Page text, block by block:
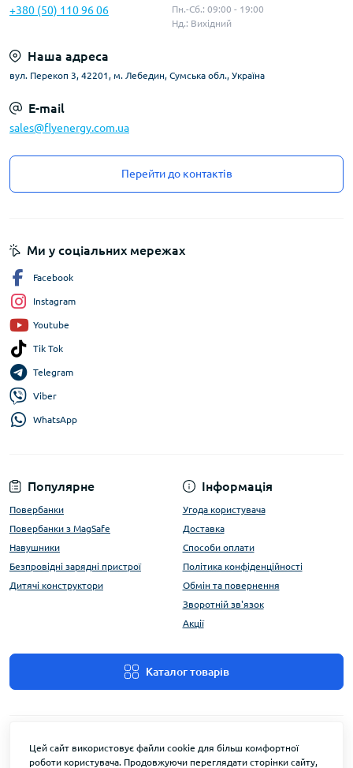
+380 (50) 110 96 06
Пн.-Сб.: 09:00 - 19:00
Нд.: Вихідний
Наша адреса
вул. Перекоп 3, 42201, м. Лебедин, Сумська обл., Україна
E-mail
sales@flyenergy.com.ua
Перейти до контактів
Популярне
Повербанки
Повербанки з MagSafe
Навушники
Безпровідні зарядні пристрої
Дитячі конструктори
Інформація
Угода користувача
Доставка
Способи оплати
Політика конфіденційності
Обмін та повернення
Зворотній зв'язок
Акції
Каталог товарів
Ми у соціальних мережах
Facebook
Instagram
Youtube
Tik Tok
Telegram
Viber
WhatsApp
Цей сайт використовує файли cookie для більш комфортної
роботи користувача. Продовжуючи переглядати сторінки сайту,